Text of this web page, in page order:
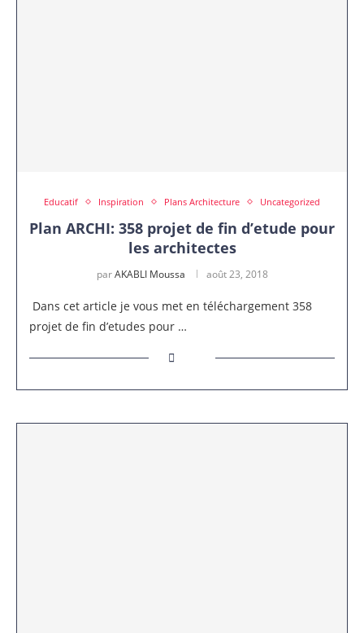
Educatif Inspiration Plans Architecture Uncategorized
Plan ARCHI: 358 projet de fin d’etude pour
les architectes
parAKABLI Moussa août 23, 2018
Dans cet article je vous met en téléchargement 358
projet de fin d’etudes pour …